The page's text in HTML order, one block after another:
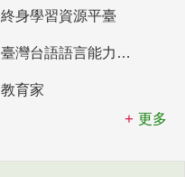
終身學習資源平臺
臺灣台語語言能力認證網站
教育家
更多